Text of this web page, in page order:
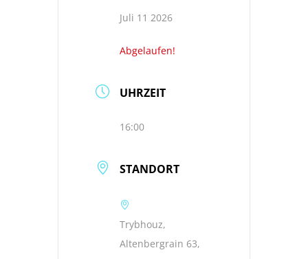
Juli 11 2026
Abgelaufen!
UHRZEIT
16:00
STANDORT
Trybhouz,
Altenbergrain 63,